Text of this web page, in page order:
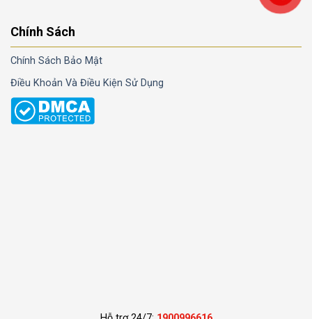
Chính Sách
Chính Sách Bảo Mật
Điều Khoản Và Điều Kiện Sử Dụng